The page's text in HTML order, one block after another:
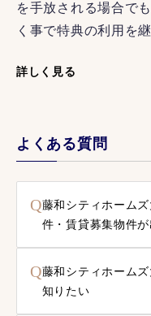
を手放される場合で
く事で特典の利用を
詳しく見る
よくある質問
Q藤和シティホーム
件・賃貸募集物件
Q藤和シティホーム
知りたい